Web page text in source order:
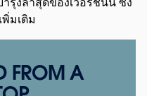
มเติม
FROM A